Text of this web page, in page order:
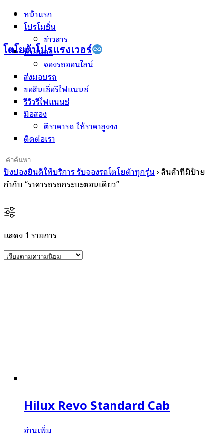
Skip
โตโยต้าโปรแรงเวอร์
หน้าแรก
โปรโมชั่น
ข่าวสาร
ป้ายแดง
จองรถออนไลน์
ส่งมอบรถ
ขอสินเชื่อรีไฟแนนซ์
รีวิวรีไฟแนนซ์
มือสอง
ตีราคารถ ให้ราคาสูงงง
ติดต่อเรา
Search
for:
ปิงปองยินดีให้บริการ รับจองรถโตโยต้าทุกรุ่น›สินค้าที่มีป้าย
กำกับ “ราคารถรถกระบะตอนเดียว”
แสดง 1 รายการ
Hilux Revo Standard Cab
อ่านเพิ่ม